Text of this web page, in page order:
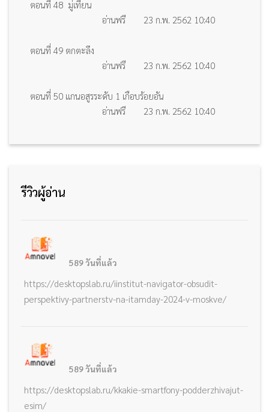
ตอนที่ 48 มู่เทียน
อ่านฟรี
23 ก.พ. 2562 10:40
ตอนที่ 49 ตกตะลึง
อ่านฟรี
23 ก.พ. 2562 10:40
ตอนที่ 50 แกนอสูรระดับ 1 เกือบร้อยอัน
อ่านฟรี
23 ก.พ. 2562 10:40
รีวิวผู้อ่าน
589 วันที่แล้ว
https://desktopslab.ru/iinstitut-navigator-obsudit-
perspektivy-partnerstv-na-itamday-2024-v-moskve/
589 วันที่แล้ว
https://desktopslab.ru/kkakie-smartfony-podderzhivajut-
esim/